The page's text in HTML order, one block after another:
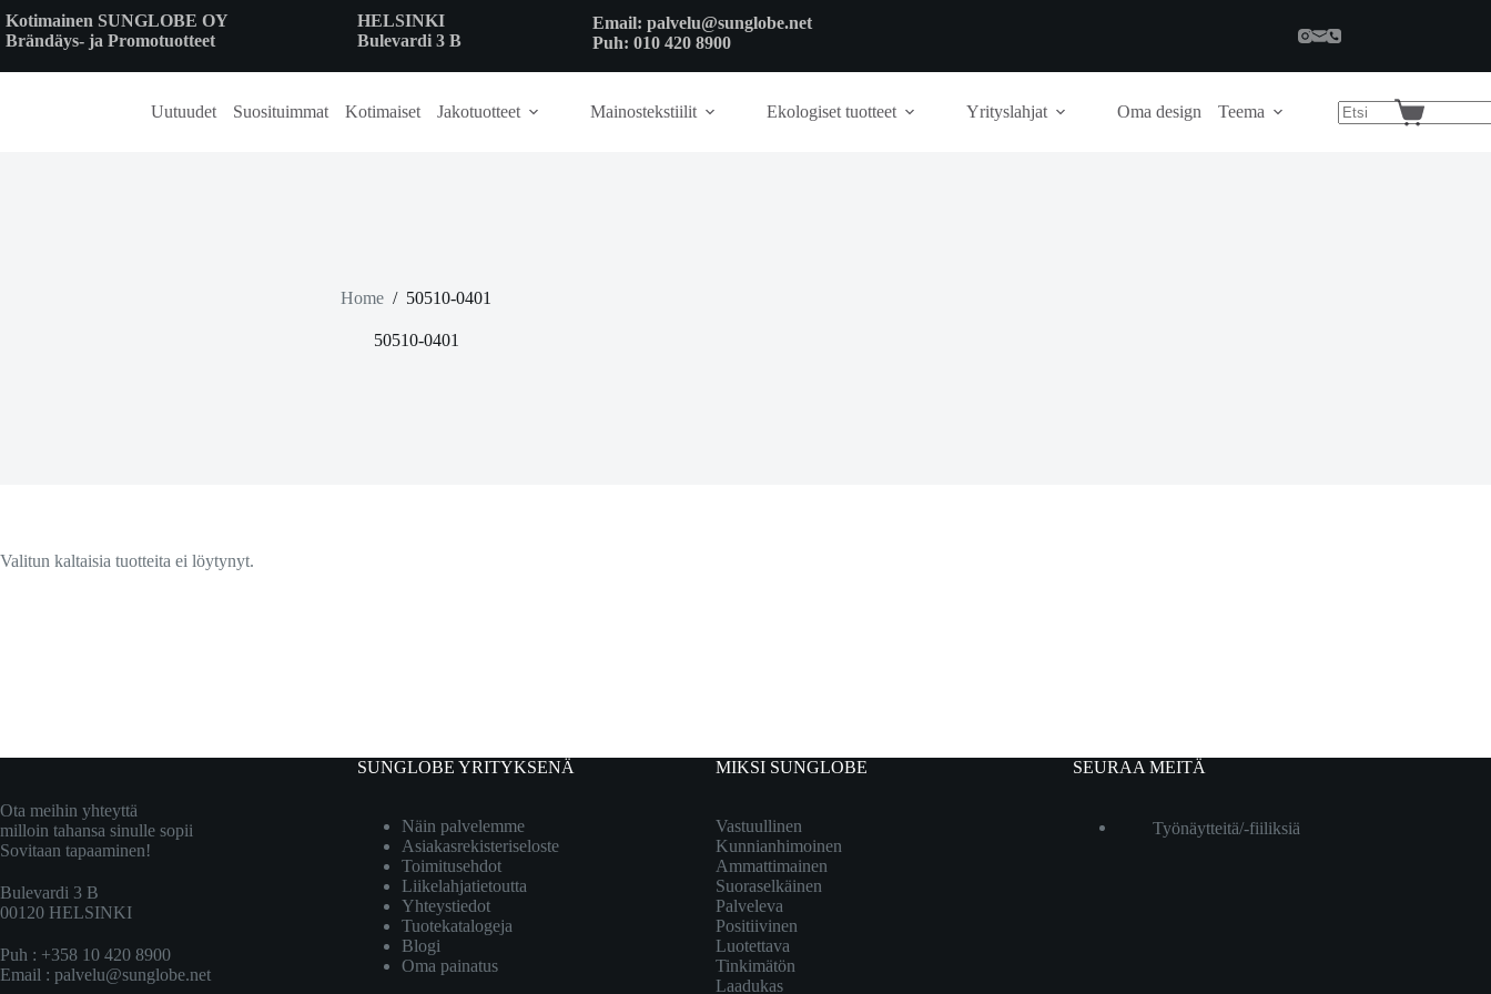
to
content
Kotimainen SUNGLOBE OY
Brändäys- ja Promotuotteet
HELSINKI
Bulevardi 3 B
Email: palvelu@sunglobe.net
Puh: 010 420 8900
Uutuudet Suosituimmat Kotimaiset Jakotuotteet Mainostekstiilit Ekologiset tuotteet Yrityslahjat Oma design Teema
Shopping
Home / 50510-0401
50510-0401
Valitun kaltaisia tuotteita ei löytynyt.
Ota meihin yhteyttä
milloin tahansa sinulle sopii
Sovitaan tapaaminen!
Bulevardi 3 B
00120 HELSINKI
Puh : +358 10 420 8900
Email : palvelu@sunglobe.net
SUNGLOBE YRITYKSENÄ
Näin palvelemme
Asiakasrekisteriseloste
Toimitusehdot
Liikelahjatietoutta
Yhteystiedot
Tuotekatalogeja
Blogi
Oma painatus
MIKSI SUNGLOBE
Vastuullinen
Kunnianhimoinen
Ammattimainen
Suoraselkäinen
Palveleva
Positiivinen
Luotettava
Tinkimätön
Laadukas
SEURAA MEITÄ
Työnäytteitä/-fiiliksiä